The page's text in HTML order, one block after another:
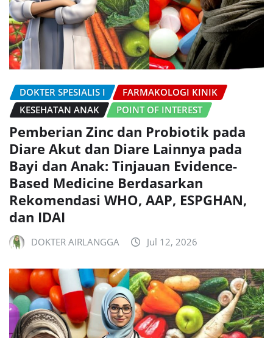
DOKTER SPESIALIS I
FARMAKOLOGI KINIK
KESEHATAN ANAK
POINT OF INTEREST
Pemberian Zinc dan Probiotik pada
Diare Akut dan Diare Lainnya pada
Bayi dan Anak: Tinjauan Evidence-
Based Medicine Berdasarkan
Rekomendasi WHO, AAP, ESPGHAN,
dan IDAI
DOKTER AIRLANGGA Jul 12, 2026